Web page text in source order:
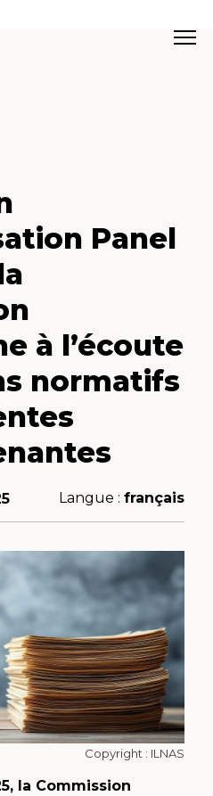
Panel
à l’écoute
normatifs
Langue : français
Copyright : ILNAS
la Commission